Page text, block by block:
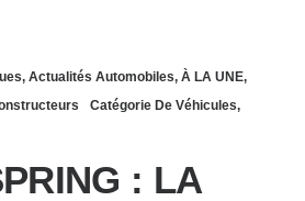
, Actualités Automobiles, À LA UNE,
Catégorie De Véhicules,
: LA